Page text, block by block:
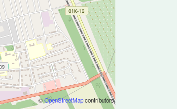
©OpenStreetMapcontributors